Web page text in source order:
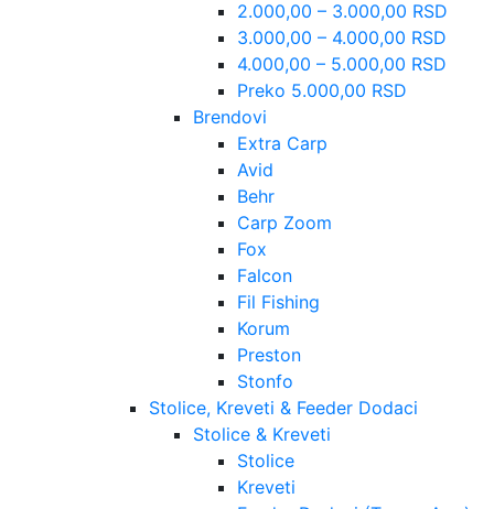
2.000,00 – 3.000,00 RSD
3.000,00 – 4.000,00 RSD
4.000,00 – 5.000,00 RSD
Preko 5.000,00 RSD
Brendovi
Extra Carp
Avid
Behr
Carp Zoom
Fox
Falcon
Fil Fishing
Korum
Preston
Stonfo
Stolice, Kreveti & Feeder Dodaci
Stolice & Kreveti
Stolice
Kreveti